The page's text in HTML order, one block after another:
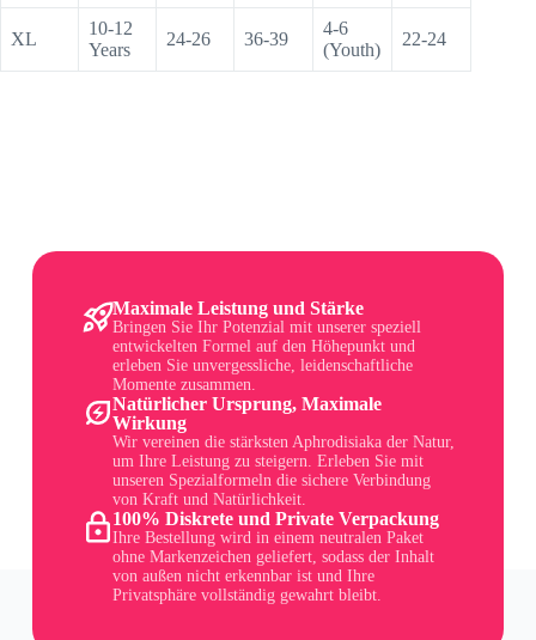
XL
10-12
Years
24-26 36-39
4-6
(Youth)
22-24
Maximale Leistung und Stärke
Bringen Sie Ihr Potenzial mit unserer speziell
entwickelten Formel auf den Höhepunkt und
erleben Sie unvergessliche, leidenschaftliche
Momente zusammen.
Natürlicher Ursprung, Maximale
Wirkung
Wir vereinen die stärksten Aphrodisiaka der Natur,
um Ihre Leistung zu steigern. Erleben Sie mit
unseren Spezialformeln die sichere Verbindung
von Kraft und Natürlichkeit.
100% Diskrete und Private Verpackung
Ihre Bestellung wird in einem neutralen Paket
ohne Markenzeichen geliefert, sodass der Inhalt
von außen nicht erkennbar ist und Ihre
Privatsphäre vollständig gewahrt bleibt.